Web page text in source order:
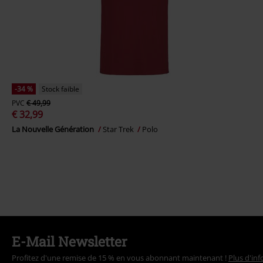
-34 %
Stock faible
PVC € 49,99
€ 32,99
La Nouvelle Génération Star Trek Polo
E-Mail Newsletter
Profitez d'une remise de 15 % en vous abonnant maintenant ! Plus